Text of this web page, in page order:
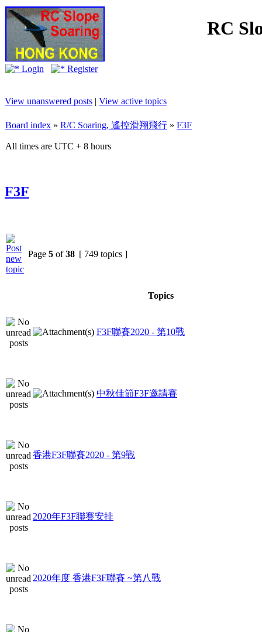
RC
Login Register
View unanswered posts | View active topics
Board index » R/C Soaring, 遙控滑翔飛行 » F3F
All times are UTC + 8 hours
F3F
Page 5 of38 [ 749 topics ]
Topics
F3F聯賽2020 - 第10戰
中秋佳節F3F邀請賽
香港F3F聯賽2020 - 第9戰
2020年F3F聯賽安排
2020年度 香港F3F聯賽 ~第八戰